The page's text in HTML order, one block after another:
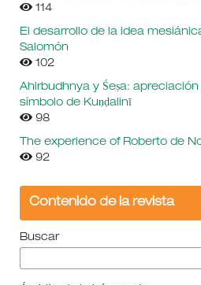
114
El desarrollo de la idea
Salomón
102
Ahirbudhnya y Śeṣa:
símbolo de Kuṇḍalinī
98
The experience of Roberto de
92
Contenido de la revista
Buscar